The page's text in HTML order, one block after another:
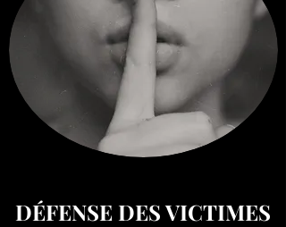
DÉFENSE DES VICTIMES